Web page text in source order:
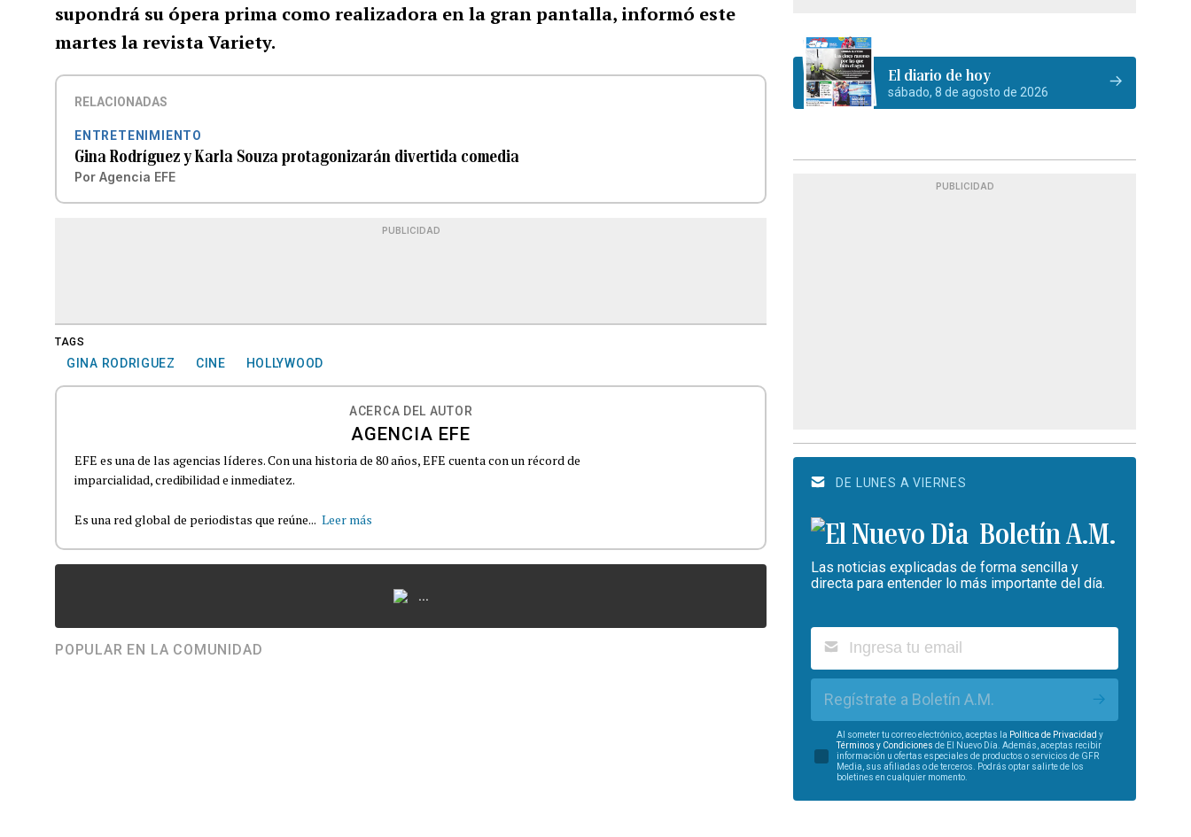
supondrá su ópera prima como realizadora en la gran pantalla, informó este
martes la revista Variety.
RELACIONADAS
ENTRETENIMIENTO
Gina Rodríguez y Karla Souza protagonizarán divertida comedia
Por Agencia EFE
PUBLICIDAD
TAGS
GINA RODRIGUEZ CINE HOLLYWOOD
ACERCA DEL AUTOR
AGENCIA EFE
EFE es una de las agencias líderes. Con una historia de 80 años, EFE cuenta con un récord de
imparcialidad, credibilidad e inmediatez.
Es una red global de periodistas que reúne... Leer más
...
POPULAR EN LA COMUNIDAD
El diario de hoy
sábado, 8 de agosto de 2026
PUBLICIDAD
DE LUNES A VIERNES
Boletín A.M.
Las noticias explicadas de forma sencilla y
directa para entender lo más importante del día.
Regístrate a Boletín A.M.
Al someter tu correo electrónico, aceptas la Política de Privacidad y
Términos y Condiciones de El Nuevo Día. Además, aceptas recibir
información u ofertas especiales de productos o servicios de GFR
Media, sus afiliadas o de terceros. Podrás optar salirte de los
boletines en cualquier momento.